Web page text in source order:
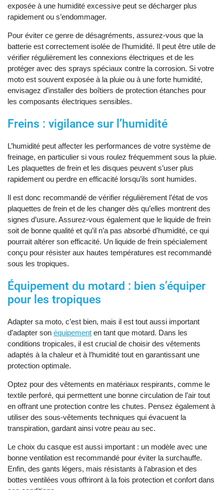
exposée à une humidité excessive peut se décharger plus
rapidement ou s’endommager.
Pour éviter ce genre de désagréments, assurez-vous que la
batterie est correctement isolée de l’humidité. Il peut être utile de
vérifier régulièrement les connexions électriques et de les
protéger avec des sprays spéciaux contre la corrosion. Si votre
moto est souvent exposée à la pluie ou à une forte humidité,
envisagez d’installer des boîtiers de protection étanches pour
les composants électriques sensibles.
Freins : vigilance sur l’humidité
L’humidité peut affecter les performances de votre système de
freinage, en particulier si vous roulez fréquemment sous la pluie.
Les plaquettes de frein et les disques peuvent s’user plus
rapidement ou perdre en efficacité lorsqu’ils sont humides.
Il est donc recommandé de vérifier régulièrement l’état de vos
plaquettes de frein et de les changer dès qu’elles montrent des
signes d’usure. Assurez-vous également que le liquide de frein
soit de bonne qualité et qu’il n’a pas absorbé d’humidité, ce qui
pourrait altérer son efficacité. Un liquide de frein spécialement
conçu pour résister aux hautes températures est recommandé
sous les tropiques.
Équipement du motard : bien s’équiper
pour les tropiques
Adapter sa moto, c’est bien, mais il est tout aussi important
d’adapter son équipement en tant que motard. Dans les
conditions tropicales, il est crucial de choisir des vêtements
adaptés à la chaleur et à l’humidité tout en garantissant une
protection optimale.
Optez pour des vêtements en matériaux respirants, comme le
textile perforé, qui permettent une bonne circulation de l’air tout
en offrant une protection contre les chutes. Pensez également à
utiliser des sous-vêtements techniques qui évacuent la
transpiration, gardant ainsi votre peau au sec.
Le choix du casque est aussi important : un modèle avec une
bonne ventilation est recommandé pour éviter la surchauffe.
Enfin, des gants légers, mais résistants à l’abrasion et des
bottes ventilées vous offriront à la fois protection et confort dans